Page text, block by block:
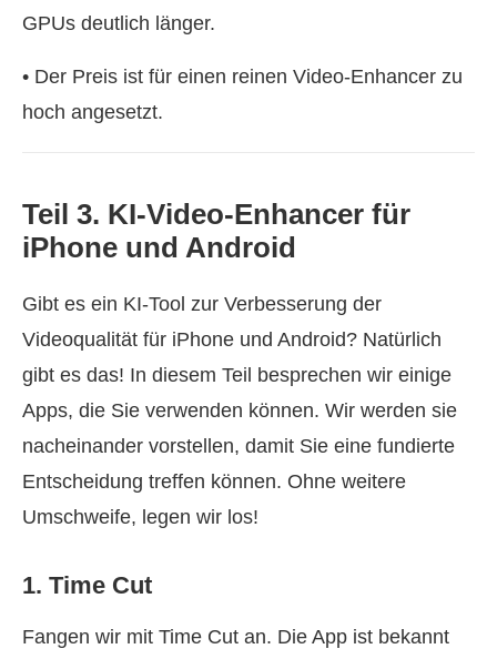
GPUs deutlich länger.
• Der Preis ist für einen reinen Video-Enhancer zu
hoch angesetzt.
Teil 3. KI‑Video‑Enhancer für
iPhone und Android
Gibt es ein KI-Tool zur Verbesserung der
Videoqualität für iPhone und Android? Natürlich
gibt es das! In diesem Teil besprechen wir einige
Apps, die Sie verwenden können. Wir werden sie
nacheinander vorstellen, damit Sie eine fundierte
Entscheidung treffen können. Ohne weitere
Umschweife, legen wir los!
1. Time Cut
Fangen wir mit Time Cut an. Die App ist bekannt